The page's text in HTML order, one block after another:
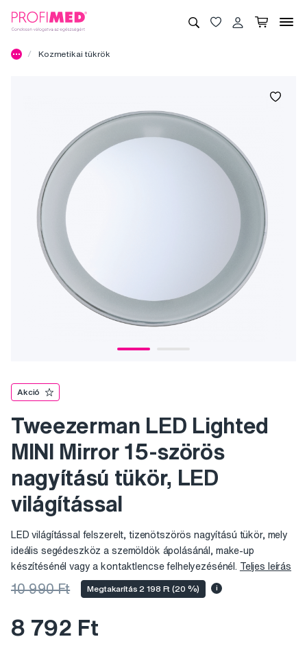
Kozmetikai tükrök
Akció
Tweezerman LED Lighted
MINI Mirror 15-szörös
nagyítású tükör, LED
világítással
LED világítással felszerelt, tizenötszörös nagyítású tükör, mely
ideális segédeszköz a szemöldök ápolásánál, make-up
készítésénél vagy a kontaktlencse felhelyezésénél. Teljes leírás
10 990 Ft Megtakarítás 2 198 Ft (20 %) i
8 792 Ft